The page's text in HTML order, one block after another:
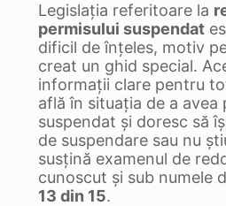
Legislația referitoare la
permisului suspendat
dificil de înțeles, motiv
creat un ghid special.
informații clare pentru
află în situația de a avea
suspendat și doresc să
de suspendare sau nu
susțină examenul de
cunoscut și sub numele
13 din 15.